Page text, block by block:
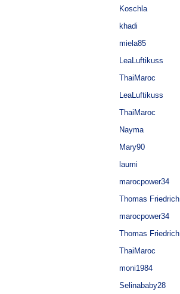
Koschla
khadi
miela85
LeaLuftikuss
ThaiMaroc
LeaLuftikuss
ThaiMaroc
Nayma
Mary90
laumi
marocpower34
Thomas Friedrich
marocpower34
Thomas Friedrich
ThaiMaroc
moni1984
Selinababy28